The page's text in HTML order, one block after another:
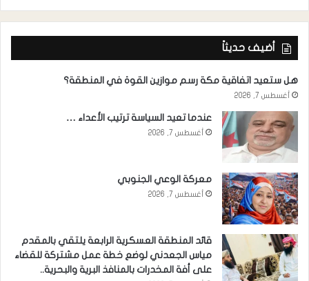
أضيف حديثاً
هل ستعيد اتفاقية مكة رسم موازين القوة في المنطقة؟
أغسطس 7, 2026
عندما تعيد السياسة ترتيب الأعداء …
أغسطس 7, 2026
معركة الوعي الجنوبي
أغسطس 7, 2026
قائد المنطقة العسكرية الرابعة يلتقي بالمقدم
مياس الجعدني لوضع خطة عمل مشتركة للقضاء
على أفة المخدرات بالمنافذ البرية والبحرية..